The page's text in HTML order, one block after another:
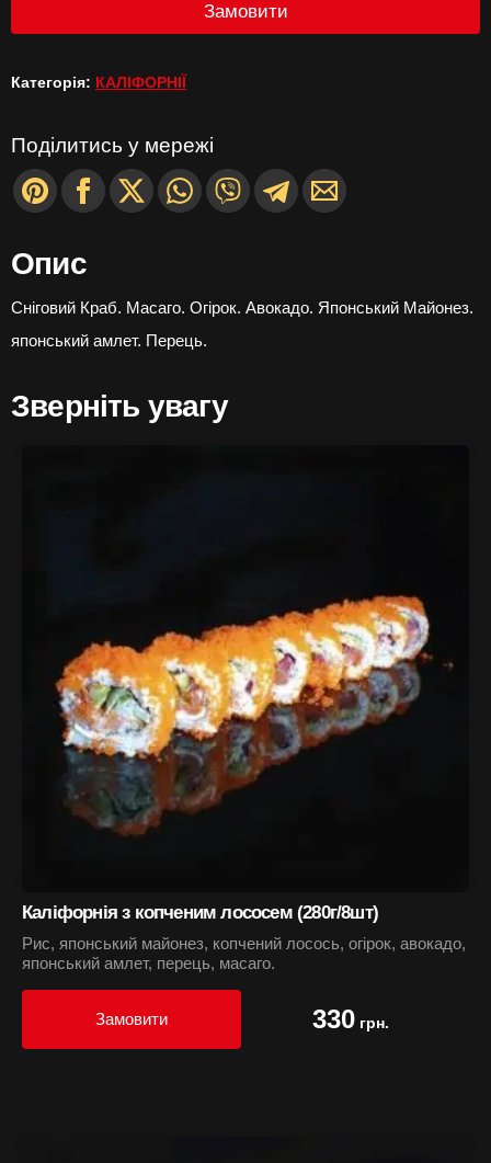
(290г/8шт)
кількість
Замовити
Категорія: КАЛІФОРНІЇ
Поділитись у мережі
Опис
Сніговий Краб. Масаго. Огірок. Авокадо. Японський Майонез.
японський амлет. Перець.
Зверніть увагу
Каліфорнія з копченим лососем (280г/8шт)
Рис, японський майонез, копчений лосось, огірок, авокадо,
японський амлет, перець, масаго.
Замовити 330грн.